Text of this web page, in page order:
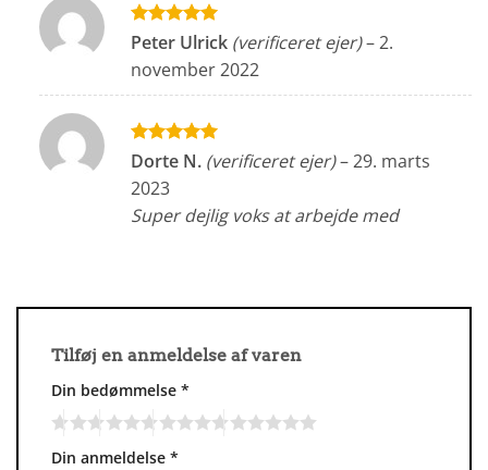
Vurderet5
Peter Ulrick (verificeret ejer)–2.
november 2022
Vurderet
Dorte N. (verificeret ejer)–29. marts
2023
Super dejlig voks at arbejde med
Tilføj en anmeldelse af varen
Din bedømmelse *
Din anmeldelse *